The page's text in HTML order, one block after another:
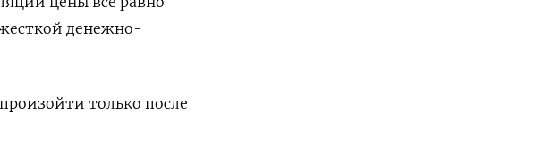
денежно-
только после